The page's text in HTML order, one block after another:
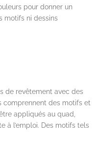
pour donner un
motifs ni dessins
de revêtement avec des
comprennent des motifs et
appliqués au quad,
à l’emploi. Des motifs tels